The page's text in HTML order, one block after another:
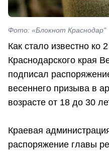
Фото: «Блокнот Краснодар"
Как стало известно ко
Краснодарского края
подписал
весеннего призыва в
возрасте от 18 до 30
Краевая
распоряжение главы